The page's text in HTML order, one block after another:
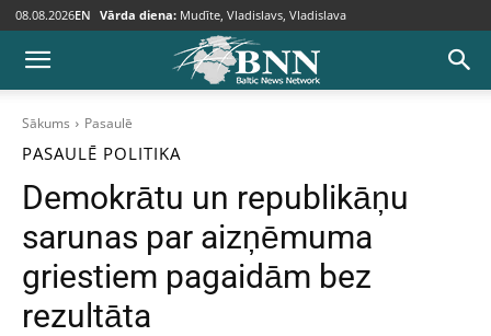
08.08.2026EN Vārda diena: Mudīte, Vladislavs, Vladislava
Sākums Pasaulē
PASAULĒ POLITIKA
Demokrātu un republikāņu
sarunas par aizņēmuma
griestiem pagaidām bez
rezultāta